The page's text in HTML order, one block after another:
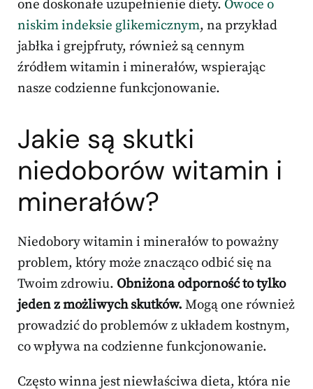
one doskonałe uzupełnienie diety. Owoce o
niskim indeksie glikemicznym, na przykład
jabłka i grejpfruty, również są cennym
źródłem witamin i minerałów, wspierając
nasze codzienne funkcjonowanie.
Jakie są skutki
niedoborów witamin i
minerałów?
Niedobory witamin i minerałów to poważny
problem, który może znacząco odbić się na
Twoim zdrowiu. Obniżona odporność to tylko
jeden z możliwych skutków. Mogą one również
prowadzić do problemów z układem kostnym,
co wpływa na codzienne funkcjonowanie.
Często winna jest niewłaściwa dieta, która nie